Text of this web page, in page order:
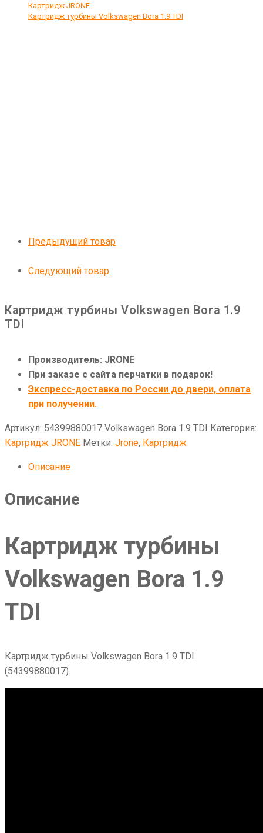
Картридж JRONE
Картридж турбины Volkswagen Bora 1.9 TDI
Предыдущий товар
Следующий товар
Картридж турбины Volkswagen Bora 1.9
TDI
Производитель: JRONE
При заказе с сайта перчатки в подарок!
Экспресс-доставка по России до двери, оплата
при получении.
Артикул: 54399880017 Volkswagen Bora 1.9 TDI Категория:
Картридж JRONE Метки: Jrone, Картридж
Описание
Описание
Картридж турбины
Volkswagen Bora 1.9
TDI
Картридж турбины Volkswagen Bora 1.9 TDI.
(54399880017).